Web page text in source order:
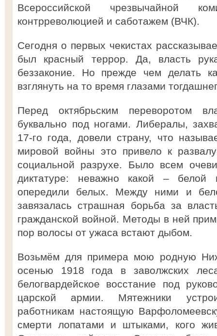
Всероссийской чрезвычайной
контрреволюцией и саботажем (ВЧК).
Сегодня о первых чекистах
был красный террор. Да, власть
беззаконие. Но прежде чем делать
взглянуть на то время глазами
Перед октябрьским переворотом
буквально под ногами. Либералы,
17-го года, довели страну, что
мировой войны это привело к
социальной разрухе. Было всем
диктатуре: неважно какой – белой
опередили белых. Между ними и
завязалась страшная борьба за
гражданской войной. Методы в ней
пор волосы от ужаса встают дыбом.
Возьмём для примера мою родную
осенью 1918 года в заволжских
белогвардейское восстание под
царской армии. Мятежники
работникам настоящую
смерти лопатами и штыками, кого